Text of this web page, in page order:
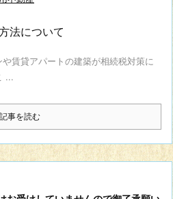
法について
賃貸アパートの建築が相続税対策に
...
記事を読む